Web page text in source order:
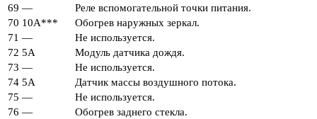
69 —
Реле вспомогательной точки питания.
70 10А***
Обогрев наружных зеркал.
71 —
Не используется.
72 5А
Модуль датчика дождя.
73 —
Не используется.
74 5А
Датчик массы воздушного потока.
75 —
Не используется.
76 —
Обогрев заднего стекла.